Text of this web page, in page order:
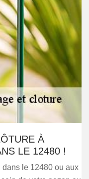
À
LE 12480 !
le 12480 ou aux